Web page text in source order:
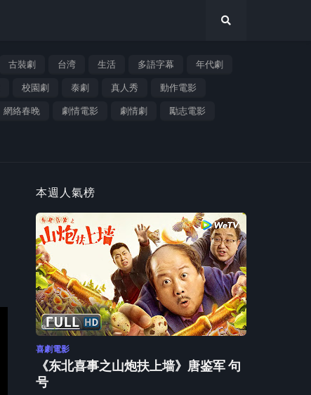
古裝劇 台湾 生活 多語字幕 年代劇
校園劇 泰劇 真人秀 動作電影
網絡春晚 劇情電影 劇情劇 勵志電影
本週人氣榜
喜劇電影
《东北喜事之山炮扶上墙》唐鉴军 句
号